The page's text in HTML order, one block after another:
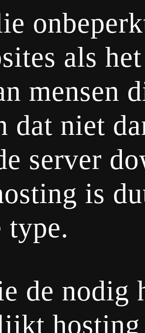
als
mensen
dat niet
server
is
type.
de nodig